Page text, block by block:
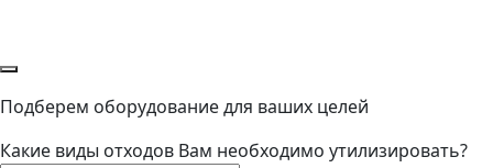
Подберем оборудование для ваших целей
Какие виды отходов Вам необходимо утилизировать?